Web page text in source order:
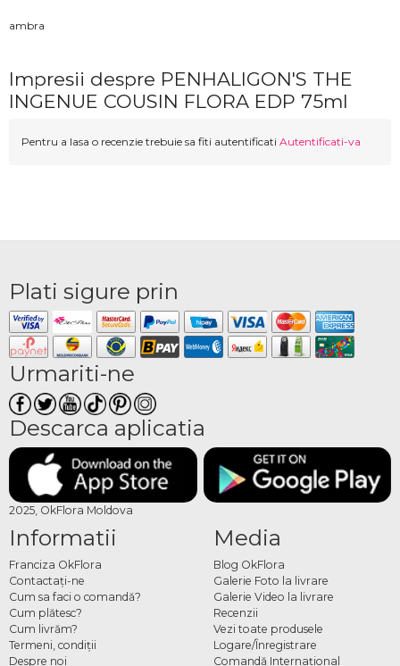
ambra
Impresii despre PENHALIGON'S THE
INGENUE COUSIN FLORA EDP 75ml
Pentru a lasa o recenzie trebuie sa fiti autentificati Autentificati-va
Plati sigure prin
Urmariti-ne
Descarca aplicatia
2025, OkFlora Moldova
Informatii
Franciza OkFlora
Contactaţi-ne
Cum sa faci o comandă?
Cum plătesc?
Cum livrăm?
Termeni, condiţii
Despre noi
Media
Blog OkFlora
Galerie Foto la livrare
Galerie Video la livrare
Recenzii
Vezi toate produsele
Logare/Înregistrare
Comandă Internațional